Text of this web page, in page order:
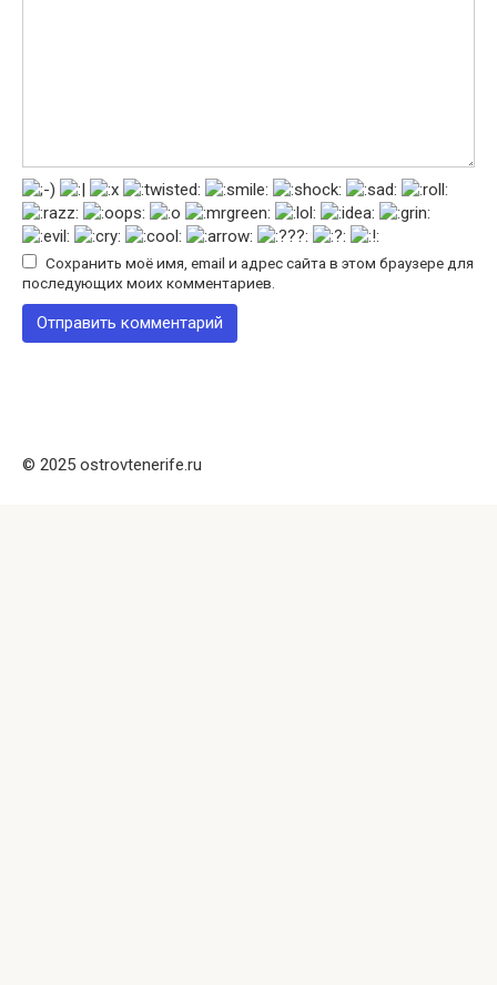
Сохранить моё имя, email и адрес сайта в этом браузере для
последующих моих комментариев.
© 2025 ostrovtenerife.ru